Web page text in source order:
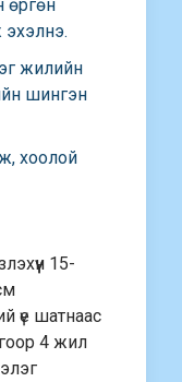
өргөн
эхэлнэ.
жилийн
шингэн
хоолой
15-
үе шатнаас
4 жил